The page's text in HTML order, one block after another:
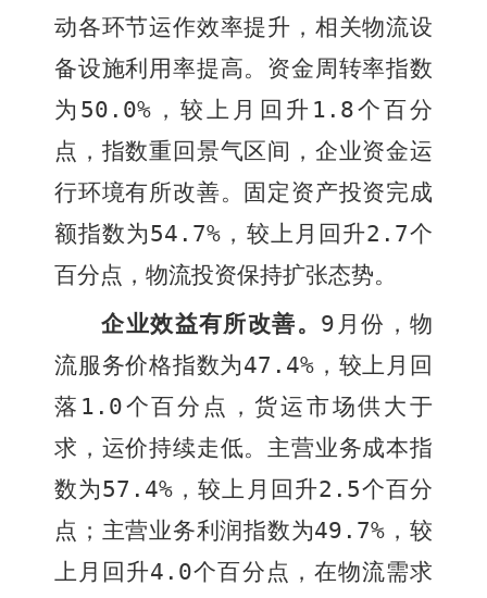
动各环节运作效率提升，相关物流设
备设施利用率提高。资金周转率指数
为 50.0% ，较上月回升 1.8个百分
点，指数重回景气区间，企业资金运
行环境有所改善。固定资产投资完成
额指数为54.7% ，较上月回升2.7个
百分点，物流投资保持扩张态势。
企业效益有所改善。 9 月份，物
流服务价格指数为47.4% ，较上月回
落 1.0个百分点，货运市场供大于
求，运价持续走低。主营业务成本指
数为57.4% ，较上月回升2.5个百分
点；主营业务利润指数为49.7% ，较
上月回升4.0个百分点，在物流需求